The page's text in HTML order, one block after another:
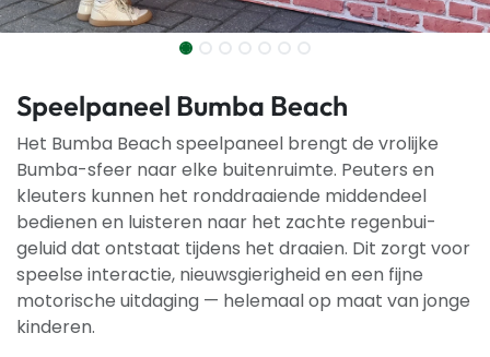
Speelpaneel Bumba Beach
Het Bumba Beach speelpaneel brengt de vrolijke
Bumba-sfeer naar elke buitenruimte. Peuters en
kleuters kunnen het ronddraaiende middendeel
bedienen en luisteren naar het zachte regenbui-
geluid dat ontstaat tijdens het draaien. Dit zorgt voor
speelse interactie, nieuwsgierigheid en een fijne
motorische uitdaging — helemaal op maat van jonge
kinderen.